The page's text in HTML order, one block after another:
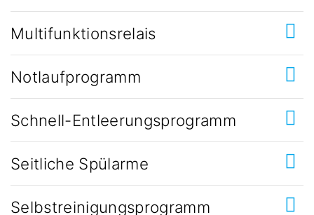
Multifunktionsrelais
Notlaufprogramm
Schnell-Entleerungsprogramm
Seitliche Spülarme
Selbstreinigungsprogramm